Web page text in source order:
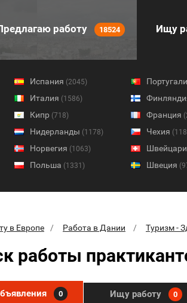
работу 18524 Ищу
Испания (2045)
Италия (1586)
Кипр (718)
Нидерланды (1178)
Норвегия (1063)
Польша (1331)
Франция
Чехия
Швеция
в Европе Работа в Дании Туризм -
работы
0 Ищу работу 0